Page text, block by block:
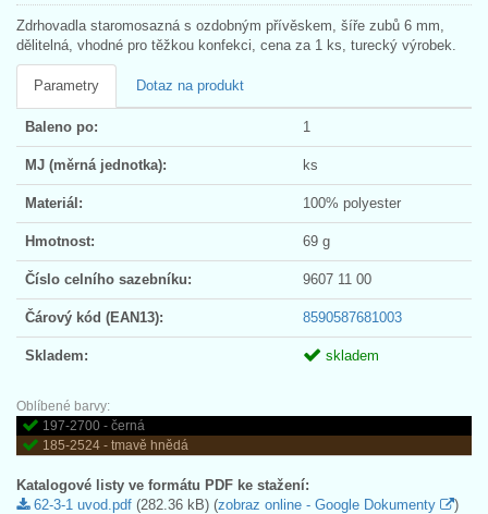
Zdrhovadla staromosazná s ozdobným přívěskem, šíře zubů 6 mm,
dělitelná, vhodné pro těžkou konfekci, cena za 1 ks, turecký výrobek.
Parametry Dotaz na produkt
Baleno po: 1
MJ (měrná jednotka): ks
Materiál: 100% polyester
Hmotnost: 69 g
Číslo celního sazebníku: 9607 11 00
Čárový kód (EAN13): 8590587681003
Skladem: skladem
Oblíbené barvy:
197-2700 - černá
185-2524 - tmavě hnědá
Katalogové listy ve formátu PDF ke stažení:
62-3-1 uvod.pdf (282.36 kB) (zobraz online - Google Dokumenty
)